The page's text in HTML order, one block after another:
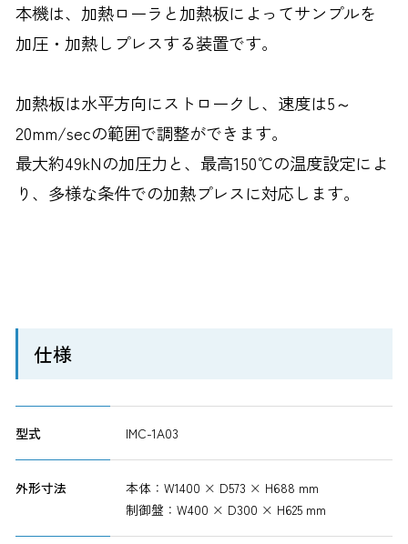
本機は、加熱ローラと加熱板によってサンプルを
加圧・加熱しプレスする装置です。
加熱板は水平方向にストロークし、速度は5～
20mm/secの範囲で調整ができます。
最大約49kNの加圧力と、最高150℃の温度設定によ
り、多様な条件での加熱プレスに対応します。
仕様
型式 IMC-1A03
外形寸法
本体：W1400 × D573 × H688 mm
制御盤：W400 × D300 × H625 mm